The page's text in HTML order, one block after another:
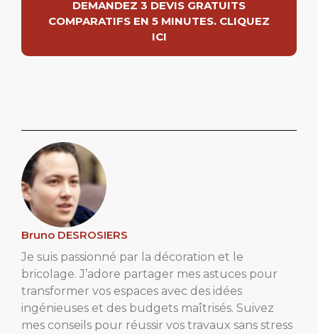
DEMANDEZ 3 DEVIS GRATUITS
COMPARATIFS EN 5 MINUTES. CLIQUEZ
ICI
Bruno DESROSIERS
Je suis passionné par la décoration et le
bricolage. J’adore partager mes astuces pour
transformer vos espaces avec des idées
ingénieuses et des budgets maîtrisés. Suivez
mes conseils pour réussir vos travaux sans stress